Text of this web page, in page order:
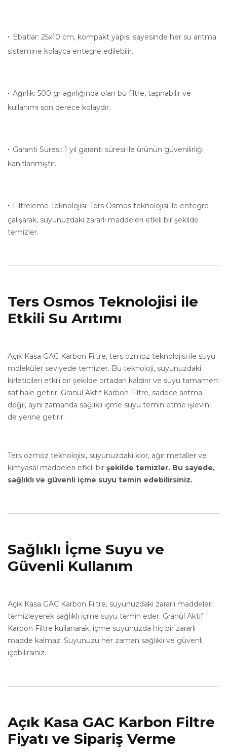
· Ebatlar: 25x10 cm, kompakt yapısı sayesinde her su arıtma
sistemine kolayca entegre edilebilir.
· Ağırlık: 500 gr ağırlığında olan bu filtre, taşınabilir ve
kullanımı son derece kolaydır.
· Garanti Süresi: 1 yıl garanti süresi ile ürünün güvenilirliği
kanıtlanmıştır.
· Filtreleme Teknolojisi: Ters Osmos teknolojisi ile entegre
çalışarak, suyunuzdaki zararlı maddeleri etkili bir şekilde
temizler.
Ters Osmos Teknolojisi ile
Etkili Su Arıtımı
Açık Kasa GAC Karbon Filtre, ters ozmoz teknolojisi ile suyu
moleküler seviyede temizler. Bu teknoloji, suyunuzdaki
kirleticileri etkili bir şekilde ortadan kaldırır ve suyu tamamen
saf hale getirir. Granül Aktif Karbon Filtre, sadece arıtma
değil, aynı zamanda sağlıklı içme suyu temin etme işlevini
de yerine getirir.
Ters ozmoz teknolojisi, suyunuzdaki klor, ağır metaller ve
kimyasal maddeleri etkili bir şekilde temizler. Bu sayede,
sağlıklı ve güvenli içme suyu temin edebilirsiniz.
Sağlıklı İçme Suyu ve
Güvenli Kullanım
Açık Kasa GAC Karbon Filtre, suyunuzdaki zararlı maddeleri
temizleyerek sağlıklı içme suyu temin eder. Granül Aktif
Karbon Filtre kullanarak, içme suyunuzda hiç bir zararlı
madde kalmaz. Suyunuzu her zaman sağlıklı ve güvenli
içebilirsiniz.
Açık Kasa GAC Karbon Filtre
Fiyatı ve Sipariş Verme